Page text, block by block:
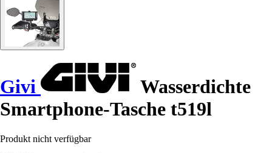
Givi
Wasserdichte
Smartphone-Tasche t519l
Produkt nicht verfügbar